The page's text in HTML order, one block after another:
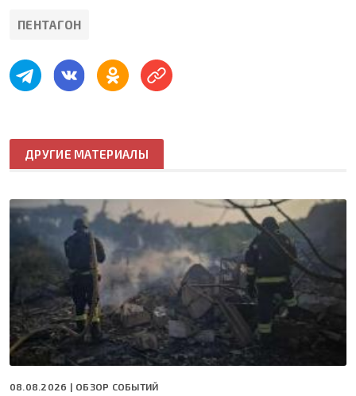
ПЕНТАГОН
ДРУГИЕ МАТЕРИАЛЫ
08.08.2026 | ОБЗОР СОБЫТИЙ